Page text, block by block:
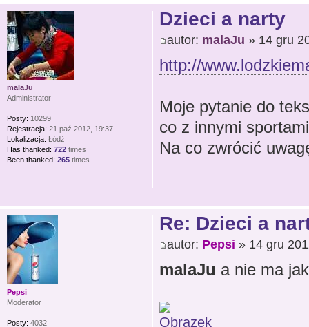
Dzieci a narty
autor: malaJu » 14 gru
http://
Moje pytanie do
co z innymi
Na co zwrócić
malaJu
Administrator
Posty: 10299
Rejestracja: 21 paź 2012, 19:37
Lokalizacja: Łódź
Has thanked: 722 times
Been thanked: 265 times
Re: Dzieci a
autor: Pepsi » 14 gru
malaJu a nie ma
Pepsi
Moderator
Posty: 4032